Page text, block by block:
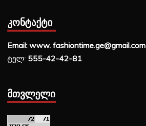
ᲙᲝᲜᲢᲐᲥᲢᲘ
Email: www. fashiontime.ge@gmail.com
ტელ: 555-42-42-81
ᲛᲗᲕᲚᲔᲚᲘ